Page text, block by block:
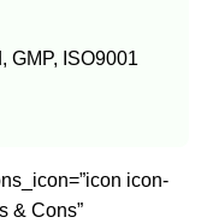
GMP, ISO9001
icon-
& Cons”